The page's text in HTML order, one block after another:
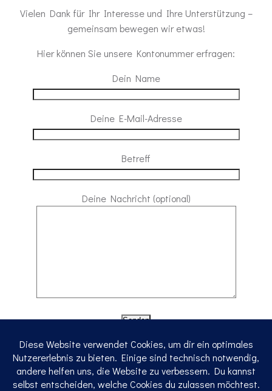
Vielen Dank für Ihr Interesse und Ihre Unterstützung –
gemeinsam bewegen wir etwas!
Hier können Sie unsere Kontonummer erfragen:
Dein Name
Deine E-Mail-Adresse
Betreff
Deine Nachricht (optional)